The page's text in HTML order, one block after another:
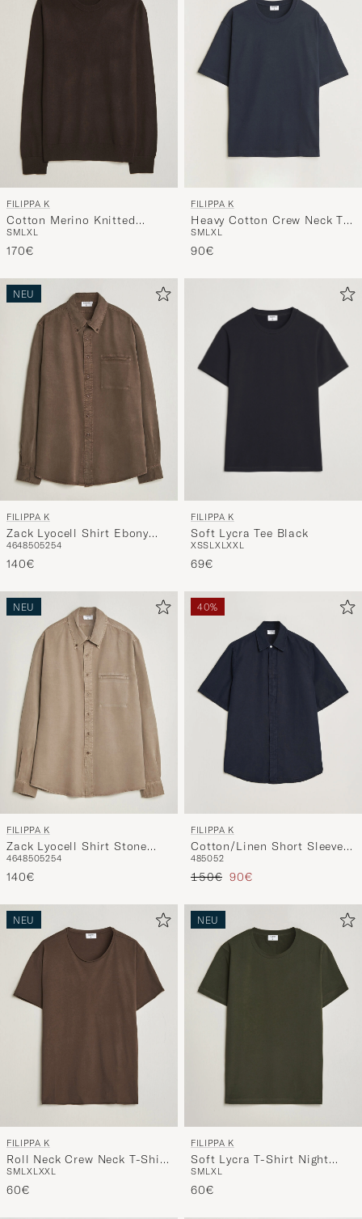
FILIPPA K
Cotton Merino Knitted
Sweater Dark Chocolate
SMLXL
170€
FILIPPA K
Heavy Cotton Crew Neck T-
Shirt Night Blue
SMLXL
90€
NEU
FILIPPA K
Zack Lyocell Shirt Ebony
Brown
4648505254
140€
FILIPPA K
Soft Lycra Tee Black
XSSLXLXXL
69€
NEU
FILIPPA K
Zack Lyocell Shirt Stone
Taupe
4648505254
140€
40%
FILIPPA K
Cotton/Linen Short Sleeve
Shirt Navy
485052
Regulärer Preis
150€ Reduzierter Preis
90€
NEU
FILIPPA K
Roll Neck Crew Neck T-Shirt
Golden Brown
SMLXLXXL
60€
NEU
FILIPPA K
Soft Lycra T-Shirt Night
Green
SMLXL
60€